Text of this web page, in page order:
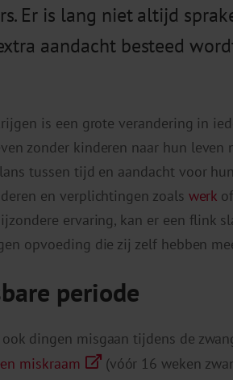
Er is lang niet altijd
aandacht besteed
is een grote verandering in
zonder kinderen naar hun leven
tussen tijd en aandacht voor
en verplichtingen zoals werk of
ervaring, kan er een flink
opvoeding die zij zelf hebben
periode
ook dingen misgaan tijdens de
miskraam
(vóór 16 weken